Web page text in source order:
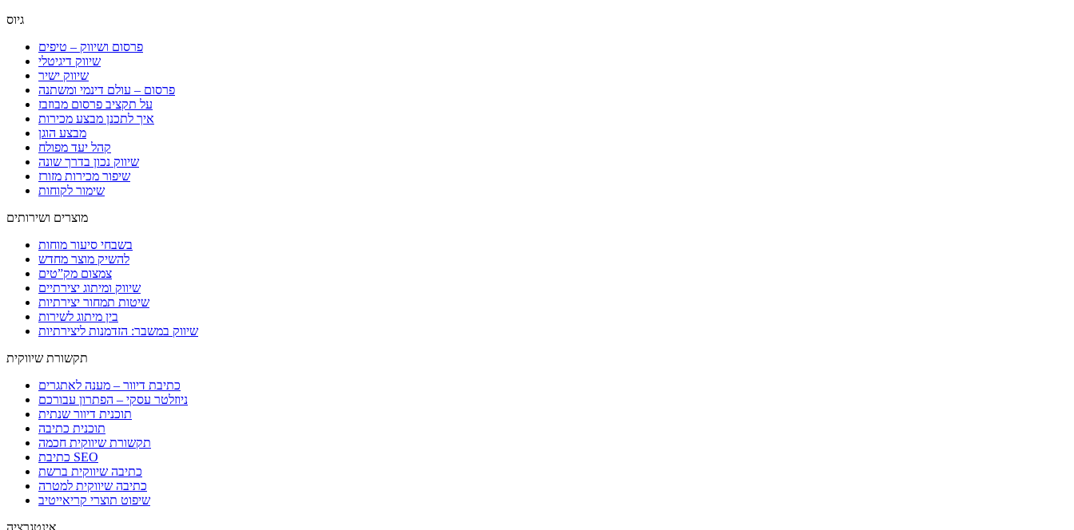
גיוס
פרסום ושיווק – טיפים
שיווק דיגיטלי
שיווק ישיר
פרסום – עולם דינמי ומשתנה
על תקציב פרסום מבוזבז
איך לתכנן מבצע מכירות
מבצע הוגן
קהל יעד מפולח
שיווק נכון בדרך שונה
שיפור מכירות מזורז
שימור לקוחות
מוצרים ושירותים
בשבחי סיעור מוחות
להשיק מוצר מחדש
צמצום מק”טים
שיווק ומיתוג יצירתיים
שיטות תמחור יצירתיות
בין מיתוג לשירות
שיווק במשבר: הזדמנות ליצירתיות
תקשורת שיווקית
כתיבת דיוור – מענה לאתגרים
ניוזלטר עסקי – הפתרון עבורכם
תוכנית דיוור שנתית
תוכנית כתיבה
תקשורת שיווקית חכמה
כתיבת SEO
כתיבה שיווקית ברשת
כתיבה שיווקית למטרה
שיפוט תוצרי קריאייטיב
אינטגרציה